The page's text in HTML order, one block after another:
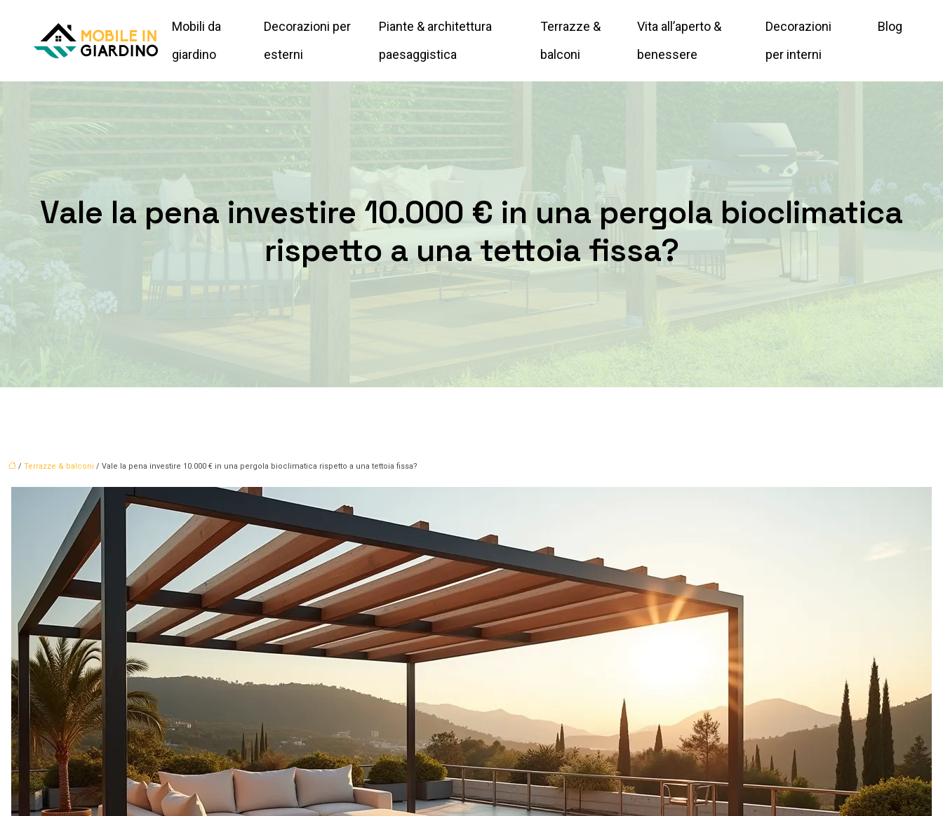
Mobili da
giardino
Decorazioni per
esterni
Piante & architettura
paesaggistica
Terrazze &
balconi
Vita all’aperto &
benessere
Decorazioni
per interni
Blog
Vale la pena investire 10.000 € in una pergola bioclimatica
rispetto a una tettoia fissa?
/ Terrazze & balconi / Vale la pena investire 10.000 € in una pergola bioclimatica rispetto a una tettoia fissa?